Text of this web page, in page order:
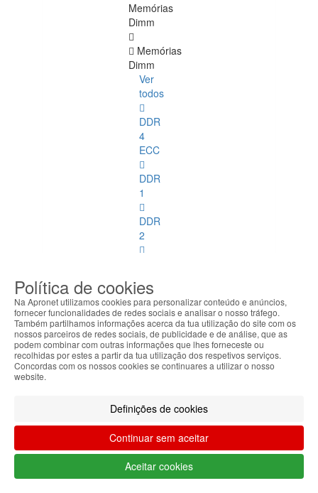
Memórias
Dimm
Memórias
Dimm
Ver
todos
DDR
4
ECC
DDR
1
DDR
2
DDR
4
DDR
2
DDR
ECC
Memórias
SoDimm
Política de cookies
Na Apronet utilizamos cookies para personalizar conteúdo e anúncios,
fornecer funcionalidades de redes sociais e analisar o nosso tráfego.
Também partilhamos informações acerca da tua utilização do site com os
nossos parceiros de redes sociais, de publicidade e de análise, que as
podem combinar com outras informações que lhes forneceste ou
recolhidas por estes a partir da tua utilização dos respetivos serviços.
Concordas com os nossos cookies se continuares a utilizar o nosso
website.
Definições de cookies
Continuar sem aceitar
Aceitar cookies